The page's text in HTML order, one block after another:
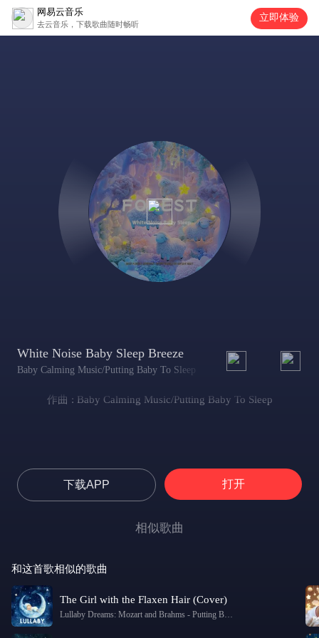
网易云音乐
去云音乐，下载歌曲随时畅听
立即体验
White Noise Baby Sleep Breeze
Baby Calming Music/Putting Baby To Sleep
作曲 : Baby Calming Music/Putting Baby To Sleep
下载APP 打开
相似歌曲
和这首歌相似的歌曲
The Girl with the Flaxen Hair (Cover)
Lullaby Dreams: Mozart and Brahms - Putting Baby To Sleep